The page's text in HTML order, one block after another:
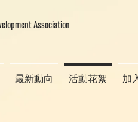
Association
最新動向 活動花絮 加